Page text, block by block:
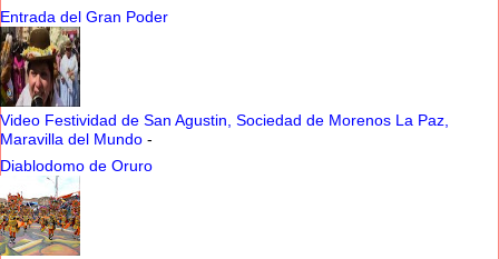
Entrada del Gran Poder
Video Festividad de San Agustin, Sociedad de Morenos La Paz,
Maravilla del Mundo -
Diablodomo de Oruro